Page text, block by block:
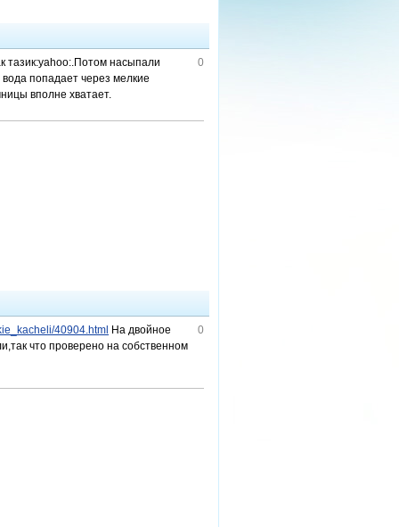
0
тазик:yahoo:.Потом насыпали
попадает через мелкие
вполне хватает.
0
40904.html На двойное
что проверено на собственном